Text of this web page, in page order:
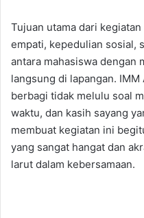
Tujuan utama dari
empati, kepedulian sosial,
antara mahasiswa dengan
langsung di lapangan.
berbagi tidak melulu soal
waktu, dan kasih sayang
membuat kegiatan ini
yang sangat hangat dan
larut dalam kebersamaan.